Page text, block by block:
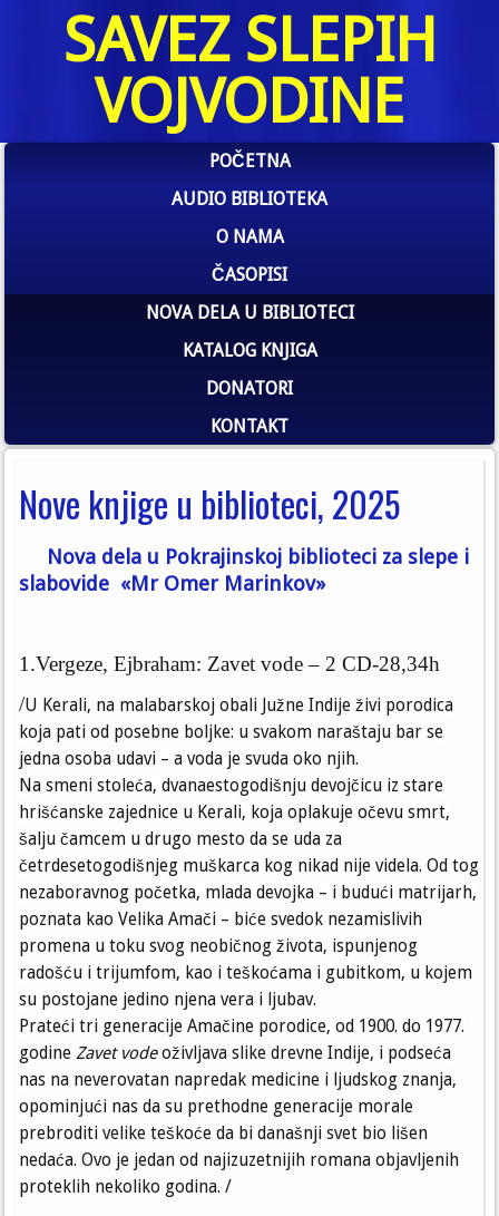
SAVEZ SLEPIH
VOJVODINE
POČETNA
AUDIO BIBLIOTEKA
O NAMA
ČASOPISI
NOVA DELA U BIBLIOTECI
KATALOG KNJIGA
DONATORI
KONTAKT
Nove knjige u biblioteci, 2025
Nova dela u Pokrajinskoj biblioteci za slepe i
slabovide «Mr Omer Marinkov»
1.Vergeze, Ejbraham: Zavet vode – 2 CD-28,34h
/U Kerali, na malabarskoj obali Južne Indije živi porodica
koja pati od posebne boljke: u svakom naraštaju bar se
jedna osoba udavi – a voda je svuda oko njih.
Na smeni stoleća, dvanaestogodišnju devojčicu iz stare
hrišćanske zajednice u Kerali, koja oplakuje očevu smrt,
šalju čamcem u drugo mesto da se uda za
četrdesetogodišnjeg muškarca kog nikad nije videla. Od tog
nezaboravnog početka, mlada devojka – i budući matrijarh,
poznata kao Velika Amači – biće svedok nezamislivih
promena u toku svog neobičnog života, ispunjenog
radošću i trijumfom, kao i teškoćama i gubitkom, u kojem
su postojane jedino njena vera i ljubav.
Prateći tri generacije Amačine porodice, od 1900. do 1977.
godineZavet vodeoživljava slike drevne Indije, i podseća
nas na neverovatan napredak medicine i ljudskog znanja,
opominjući nas da su prethodne generacije morale
prebroditi velike teškoće da bi današnji svet bio lišen
nedaća. Ovo je jedan od najizuzetnijih romana objavljenih
proteklih nekoliko godina. /